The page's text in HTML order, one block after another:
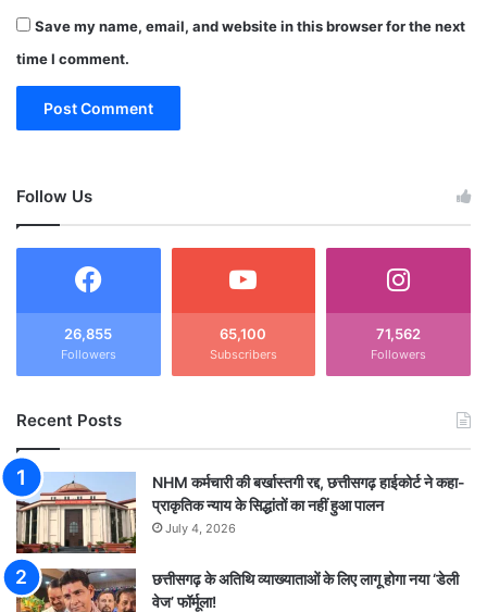
Save my name, email, and website in this browser for the next
time I comment.
Follow Us
26,855
Followers
65,100
Subscribers
71,562
Followers
Recent Posts
NHM कर्मचारी की बर्खास्तगी रद्द, छत्तीसगढ़ हाईकोर्ट ने कहा-
प्राकृतिक न्याय के सिद्धांतों का नहीं हुआ पालन
July 4, 2026
छत्तीसगढ़ के अतिथि व्याख्याताओं के लिए लागू होगा नया ‘डेली
वेज’ फॉर्मूला!